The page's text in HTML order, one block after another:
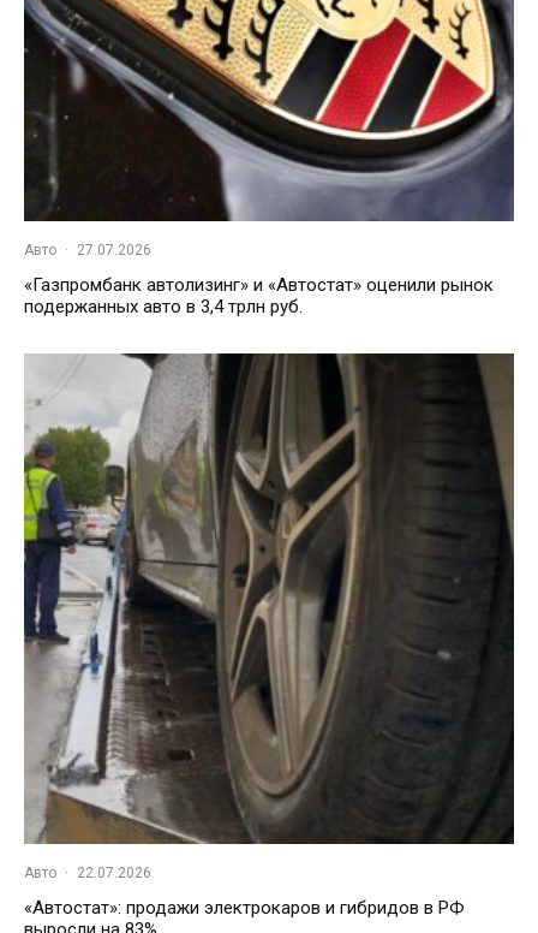
Авто · 27.07.2026
«Газпромбанк автолизинг» и «Автостат» оценили рынок
подержанных авто в 3,4 трлн руб.
Авто · 22.07.2026
«Автостат»: продажи электрокаров и гибридов в РФ